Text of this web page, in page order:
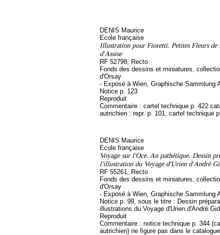
DENIS Maurice
Ecole française
Illustration pour Fioretti. Petites Fleurs de
d'Assise
RF 52798, Recto
Fonds des dessins et miniatures,
d'Orsay
- Exposé à Wien, Graphische Sammlung
Notice p. 123
Reproduit
Commentaire : cartel technique p. 422
autrichien : repr. p. 101, cartel technique
DENIS Maurice
Ecole française
Voyage sur l'Oce. An pathétique. Dessin
l'illustration du Voyage d'Urien d'André
RF 55261, Recto
Fonds des dessins et miniatures,
d'Orsay
- Exposé à Wien, Graphische Sammlung
Notice p. 99, sous le titre : Dessin
illustrations du Voyage d'Urien d'André
Reproduit
Commentaire : notice technique p. 344
autrichien) ne figure pas dans le